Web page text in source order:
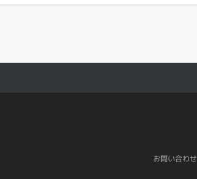
お問い合わせ